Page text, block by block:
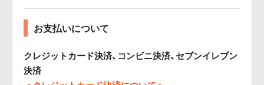
お支払いについて
クレジットカード決済、コンビニ決済、セブンイレブン
決済